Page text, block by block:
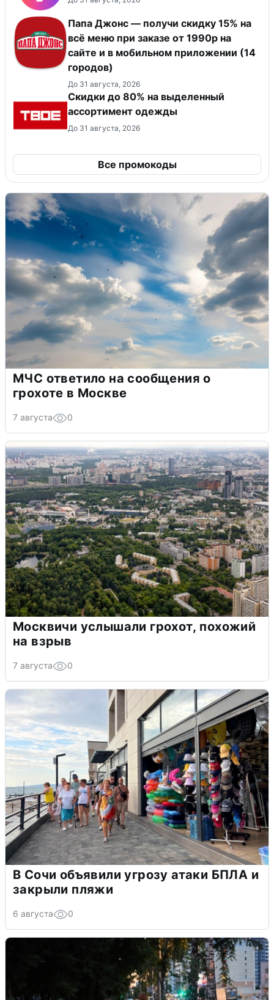
Папа Джонс — получи скидку 15% на
всё меню при заказе от 1990р на
сайте и в мобильном приложении (14
городов)
До 31 августа, 2026
Скидки до 80% на выделенный
ассортимент одежды
До 31 августа, 2026
Все промокоды
МЧС ответило на сообщения о
грохоте в Москве
7 августа 0
Москвичи услышали грохот, похожий
на взрыв
7 августа 0
В Сочи объявили угрозу атаки БПЛА и
закрыли пляжи
6 августа 0